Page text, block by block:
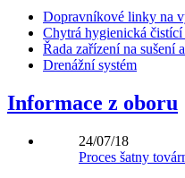
Dopravníkové linky na
Chytrá hygienická čistící
Řada zařízení na sušení
Drenážní systém
Informace z oboru
24/07/18
Proces šatny